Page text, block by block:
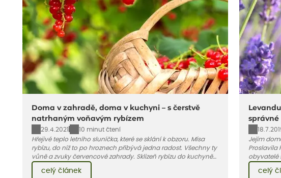
Doma v zahradě, doma v kuchyni – s čerstvě
natrhaným voňavým rybízem
29.4.2021
10 minut čtení
Hřejivé teplo letního sluníčka, které se sklání k obzoru. Mísa
rybízu, do níž to po hroznech přibývá jedna radost. Všechny ty
vůně a zvuky červencové zahrady. Sklizeň rybízu do kuchyně
vnese neuvěřitelný klid a radost. A taky trochu bezstarostnosti
dětství při mlsání babiččina drobenkového koláče s rybízem.
celý článek
správné
Jejím
Proslavila
obyvatelé
slavnou
Hanycelý